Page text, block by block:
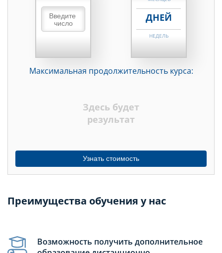
ДНЕЙ
НЕДЕЛЬ
ДНЕЙ
Максимальная продолжительность курса:
Здесь будет
результат
Узнать стоимость
Преимущества обучения у нас
Возможность получить дополнительное